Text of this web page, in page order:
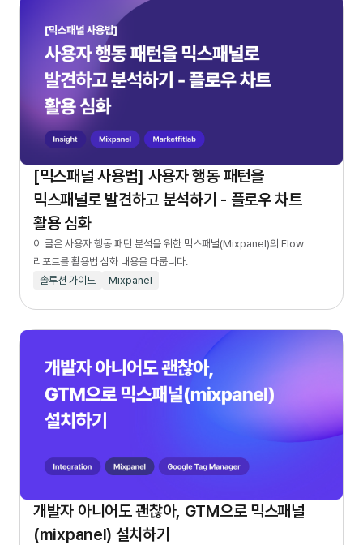
[믹스패널 사용법] 사용자 행동 패턴을
믹스패널로 발견하고 분석하기 - 플로우 차트
활용 심화
이 글은 사용자 행동 패턴 분석을 위한 믹스패널(Mixpanel)의 Flow
리포트를 활용법 심화 내용을 다룹니다.
솔루션 가이드
Mixpanel
개발자 아니어도 괜찮아, GTM으로 믹스패널
(mixpanel) 설치하기